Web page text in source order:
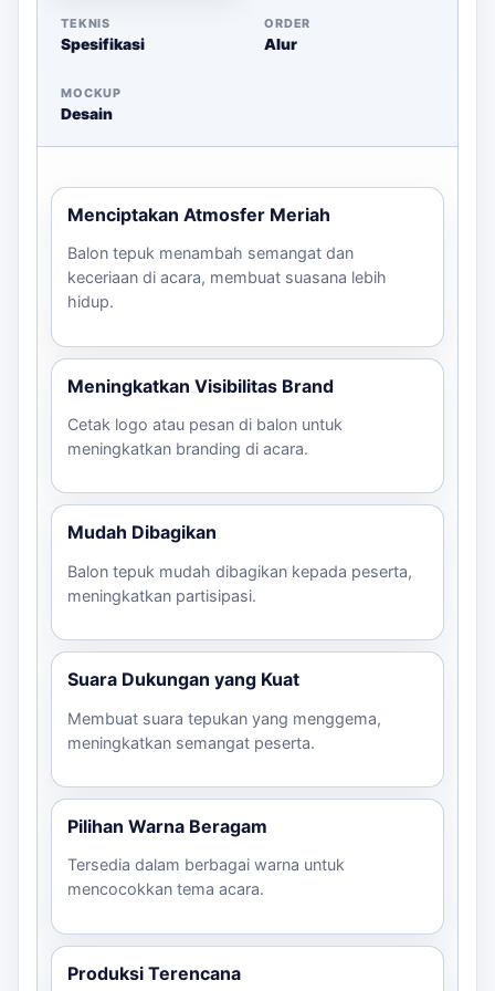
TEKNIS
Spesifikasi
ORDER
Alur
MOCKUP
Desain
Menciptakan Atmosfer Meriah
Balon tepuk menambah semangat dan
keceriaan di acara, membuat suasana lebih
hidup.
Meningkatkan Visibilitas Brand
Cetak logo atau pesan di balon untuk
meningkatkan branding di acara.
Mudah Dibagikan
Balon tepuk mudah dibagikan kepada peserta,
meningkatkan partisipasi.
Suara Dukungan yang Kuat
Membuat suara tepukan yang menggema,
meningkatkan semangat peserta.
Pilihan Warna Beragam
Tersedia dalam berbagai warna untuk
mencocokkan tema acara.
Produksi Terencana